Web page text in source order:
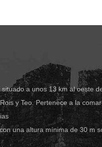
a unos 13 km al oeste
y Teo. Pertenece a la
una altura mínima de 30 m